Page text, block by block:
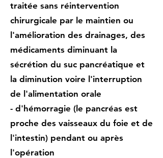
traitée sans réintervention
chirurgicale par le maintien ou
l'amélioration des drainages, des
médicaments diminuant la
sécrétion du suc pancréatique et
la diminution voire l'interruption
de l'alimentation orale
- d'hémorragie (le pancréas est
proche des vaisseaux du foie et de
l'intestin) pendant ou après
l'opération